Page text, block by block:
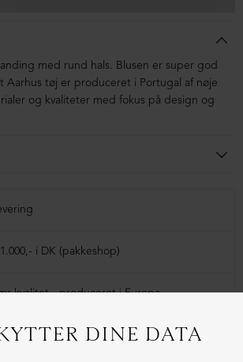
med rund hals. Blusen er super god
Aarhus tøj er produceret i Portugal af nøje
og kvaliteter med fokus på design og
i DK (pakkeshop)
kvalitet - produceret i Europa